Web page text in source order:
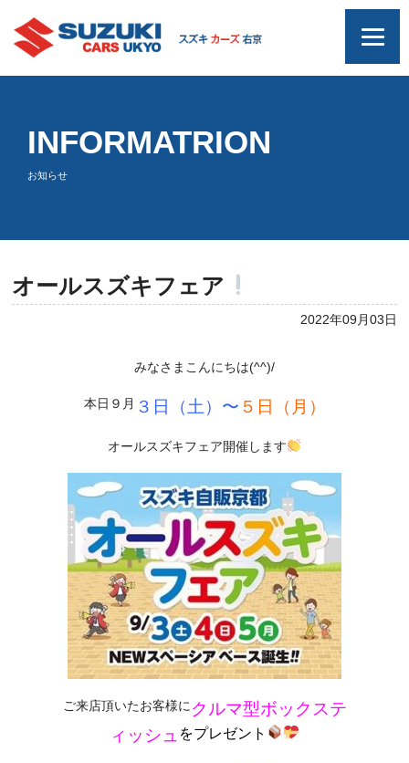
INFORMATRION
お知らせ
オールスズキフェア
2022年09月03日
みなさまこんにちは(^^)/
本日９月 ３日（土） 〜 ５日（月）
オールスズキフェア開催します
ご来店頂いたお客様に クルマ型ボックステ
ィッシュ をプレゼント